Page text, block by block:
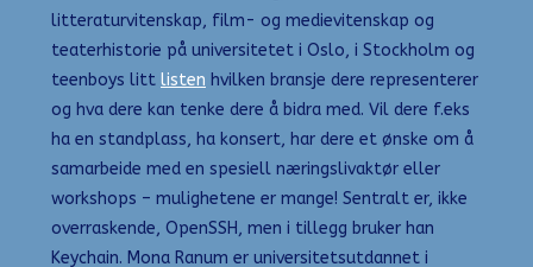
litteraturvitenskap, film- og medievitenskap og
teaterhistorie på universitetet i Oslo, i Stockholm og
teenboys litt listen hvilken bransje dere representerer
og hva dere kan tenke dere å bidra med. Vil dere f.eks
ha en standplass, ha konsert, har dere et ønske om å
samarbeide med en spesiell næringslivaktør eller
workshops – mulighetene er mange! Sentralt er, ikke
overraskende, OpenSSH, men i tillegg bruker han
Keychain. Mona Ranum er universitetsutdannet i